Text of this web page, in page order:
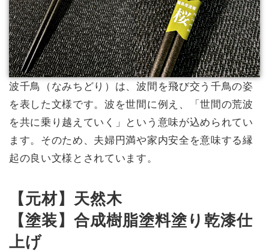
波千鳥（なみちどり）は、波間を飛び交う千鳥の姿
を表した文様です。波を世間に例え、「世間の荒波
を共に乗り越えていく」という意味が込められてい
ます。そのため、夫婦円満や家内安全を意味する縁
起の良い文様とされています。
【元材】天然木
【塗装】合成樹脂塗料塗り乾漆仕
上げ